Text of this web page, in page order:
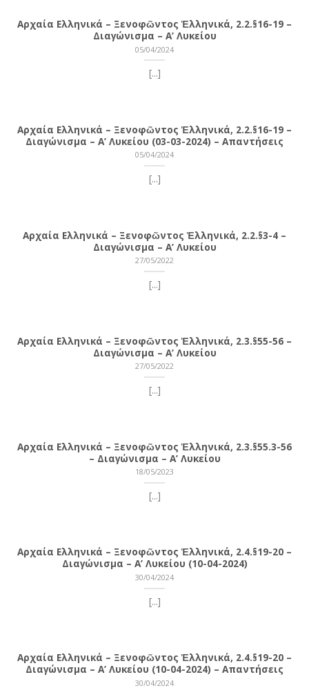
Αρχαία Ελληνικά – Ξενοφῶντος Ἑλληνικά, 2.2.§16-19 –
Διαγώνισμα – Α’ Λυκείου
05/04/2024
[...]
Αρχαία Ελληνικά – Ξενοφῶντος Ἑλληνικά, 2.2.§16-19 –
Διαγώνισμα – Α’ Λυκείου (03-03-2024) – Απαντήσεις
05/04/2024
[...]
Αρχαία Ελληνικά – Ξενοφῶντος Ἑλληνικά, 2.2.§3-4 –
Διαγώνισμα – Α’ Λυκείου
27/05/2022
[...]
Αρχαία Ελληνικά – Ξενοφῶντος Ἑλληνικά, 2.3.§55-56 –
Διαγώνισμα – Α’ Λυκείου
27/05/2022
[...]
Αρχαία Ελληνικά – Ξενοφῶντος Ἑλληνικά, 2.3.§55.3-56
– Διαγώνισμα – Α’ Λυκείου
18/05/2023
[...]
Αρχαία Ελληνικά – Ξενοφῶντος Ἑλληνικά, 2.4.§19-20 –
Διαγώνισμα – Α’ Λυκείου (10-04-2024)
30/04/2024
[...]
Αρχαία Ελληνικά – Ξενοφῶντος Ἑλληνικά, 2.4.§19-20 –
Διαγώνισμα – Α’ Λυκείου (10-04-2024) – Απαντήσεις
30/04/2024